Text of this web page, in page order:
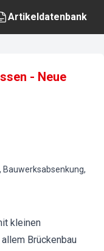
Artikeldatenbank
- Neue
Bauwerksabsenkung,
kleinen
Brückenbau